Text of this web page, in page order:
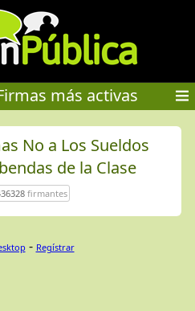
más activas
No a Los Sueldos
de la Clase
firmantes
- Regístrar